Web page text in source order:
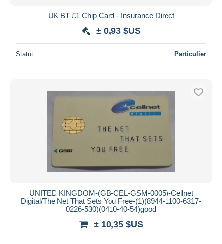
UK BT £1 Chip Card - Insurance Direct
± 0,93 $US
Statut Particulier
UNITED KINGDOM-(GB-CEL-GSM-0005)-Cellnet
Digital/The Net That Sets You Free-(1)(8944-1100-6317-
0226-530)(0410-40-54)good
± 10,35 $US